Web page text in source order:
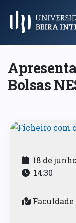
Menu
Bolsas
18 de
14:30
Faculdade